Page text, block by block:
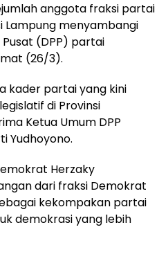
anggota fraksi partai
Lampung menyambangi
(DPP) partai
(26/3).
kader partai yang kini
di Provinsi
Ketua Umum DPP
Yudhoyono.
Herzaky
dari fraksi Demokrat
kekompakan partai
demokrasi yang lebih